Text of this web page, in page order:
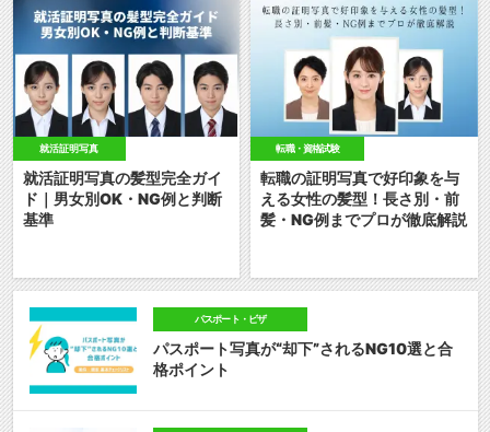
就活証明写真
就活証明写真の髪型完全ガイ
ド｜男女別OK・NG例と判断
基準
転職・資格試験
転職の証明写真で好印象を与
える女性の髪型！長さ別・前
髪・NG例までプロが徹底解説
パスポート・ビザ
パスポート写真が“却下”されるNG10選と合
格ポイント